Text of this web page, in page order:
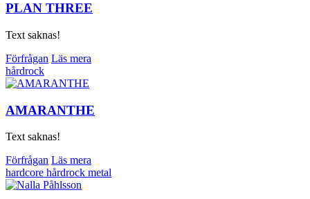
PLAN THREE
Text saknas!
Förfrågan Läs mera
hårdrock
AMARANTHE
Text saknas!
Förfrågan Läs mera
hardcore hårdrock metal